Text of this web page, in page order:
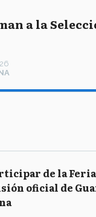
a la
de la
oficial de